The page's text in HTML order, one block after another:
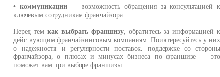
• коммуникации— возможность обращения за консультацией к
ключевым сотрудникам франчайзора.
Перед темкак выбрать франшизу , обратитесь за информацией к
действующим франчайзинговым компаниям. Поинтересуйтесь у них
о надежности и регулярности поставок, поддержке со стороны
франчайзора, о плюсах и минусах бизнеса по франшизе — это
поможет вам при выборе франшизы.